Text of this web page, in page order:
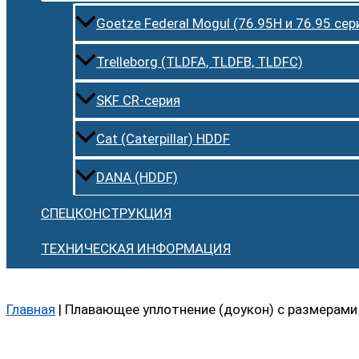
Goetze Federal Mogul (76.95H и 76.95
Trelleborg (TLDFA, TLDFB, TLDFC)
SKF CR-серия
Cat (Caterpillar) HDDF
DANA (HDDF)
СПЕЦКОНСТРУКЦИЯ
ТЕХНИЧЕСКАЯ ИНФОРМАЦИЯ
Главная | Плавающее уплотнение (доукон) с